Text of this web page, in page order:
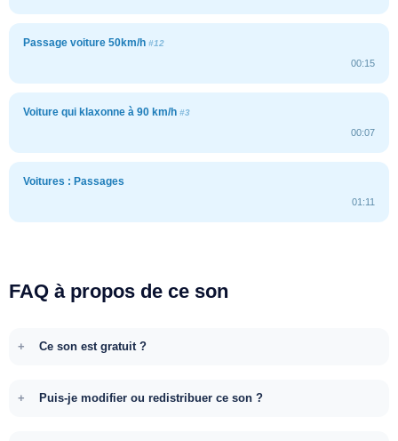
Passage voiture 50km/h #12
00:15
Voiture qui klaxonne à 90 km/h #3
00:07
Voitures : Passages
01:11
FAQ à propos de ce son
Ce son est gratuit ?
Puis-je modifier ou redistribuer ce son ?